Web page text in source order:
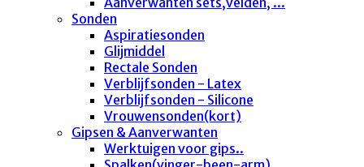
Sonden
Aspiratiesonden
Glijmiddel
Rectale Sonden
Verblijfsonden - Latex
Verblijfsonden - Silicone
Vrouwensonden(kort)
Gipsen & Aanverwanten
Werktuigen voor gips..